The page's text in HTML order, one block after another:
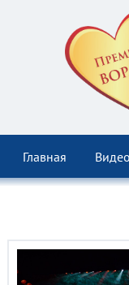
Главная